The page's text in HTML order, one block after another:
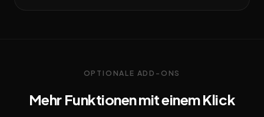
OPTIONALE ADD-ONS
Mehr Funktionen mit einem Klick